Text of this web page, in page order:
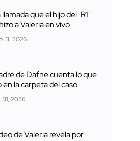
llamada que el hijo del "R1"
a Valeria en vivo
3, 2026
de Dafne cuenta lo que
en la carpeta del caso
31, 2026
de Valeria revela por